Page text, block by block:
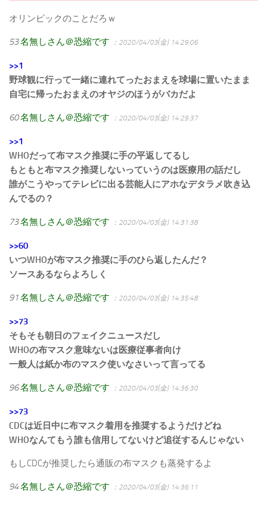
オリンピックのことだろｗ
53名無しさん＠恐縮です ：2020/04/03(金) 14:29:06
>>1
野球観に行って一緒に連れてったおまえを球場に置いたまま
自宅に帰ったおまえのオヤジのほうがバカだよ
60名無しさん＠恐縮です ：2020/04/03(金) 14:29:37
>>1
WHOだって布マスク推奨に手の平返してるし
もともと布マスク推奨しないっていうのは医療用の話だし
誰がこうやってテレビに出る芸能人にアホなデタラメ吹き込
んでるの？
73名無しさん＠恐縮です ：2020/04/03(金) 14:31:38
>>60
いつWHOが布マスク推奨に手のひら返したんだ？
ソースあるならよろしく
91名無しさん＠恐縮です ：2020/04/03(金) 14:35:48
>>73
そもそも朝日のフェイクニュースだし
WHOの布マスク意味ないは医療従事者向け
一般人は紙か布のマスク使いなさいって言ってる
96名無しさん＠恐縮です ：2020/04/03(金) 14:36:30
>>73
CDCは近日中に布マスク着用を推奨するようだけどね
WHOなんてもう誰も信用してないけど追従するんじゃない
もしCDCが推奨したら通販の布マスクも蒸発するよ
94名無しさん＠恐縮です ：2020/04/03(金) 14:36:11